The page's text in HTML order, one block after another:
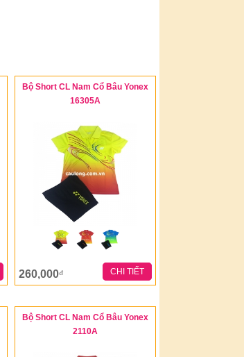
Bộ Short CL Nam Cổ Bâu Yonex
16305A
260,000đ CHI TIẾT
Bộ Short CL Nam Cổ Bâu Yonex
2110A